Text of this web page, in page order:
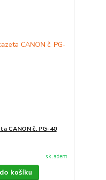
CANON č. PG-40
skladem
košíku